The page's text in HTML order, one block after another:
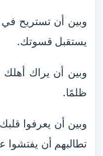
وبين أن تستريح في
يستقبل قسوتك.
وبين أن يراك أهلك
ظلمًا.
وبين أن يعرفوا
تطالبهم أن